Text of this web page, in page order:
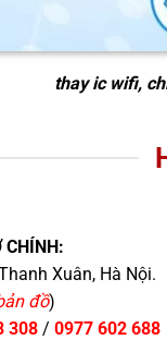
thay ic wifi,
CHÍNH:
Xuân, Hà Nội.
đồ)
308/ 0977 602 688